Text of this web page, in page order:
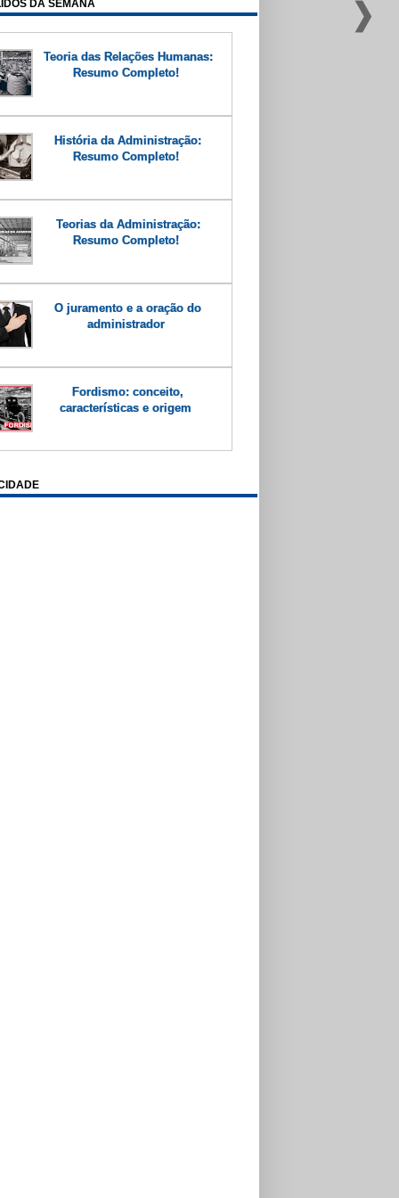
DA SEMANA
Teoria das Relações Humanas:
Resumo Completo!
História da Administração:
Resumo Completo!
Teorias da Administração:
Resumo Completo!
O juramento e a oração do
administrador
Fordismo: conceito,
características e origem